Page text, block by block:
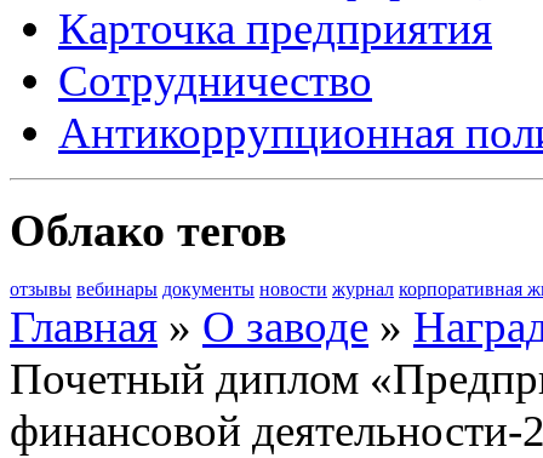
Карточка предприятия
Сотрудничество
Антикоррупционная
Облако тегов
отзывы вебинары документы новости журнал корпоративная
Главная » О заводе »
Почетный диплом
финансовой деятельности-